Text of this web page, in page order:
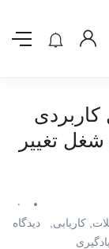
تغییر
کاریابی
یادگیری
۰
دیدگاه